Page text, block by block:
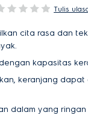
Tulis
cita rasa dan
kapasitas
keranjang dapat
dalam yang